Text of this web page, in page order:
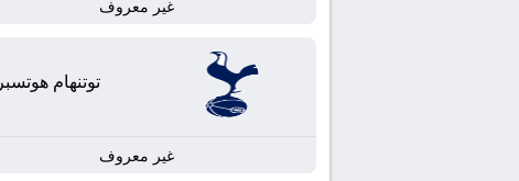
غير معروف
توتنهام هوتسبر
غير معروف